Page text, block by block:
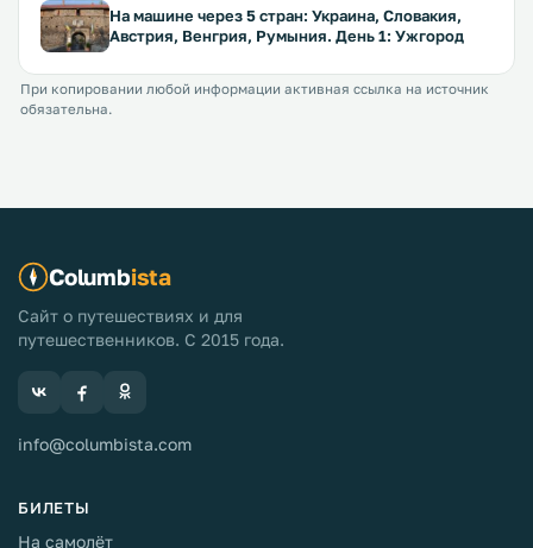
На машине через 5 стран: Украина, Словакия,
Австрия, Венгрия, Румыния. День 1: Ужгород
При копировании любой информации активная ссылка на источник
обязательна.
Columbista
Сайт о путешествиях и для
путешественников. С 2015 года.
info@columbista.com
БИЛЕТЫ
На самолёт